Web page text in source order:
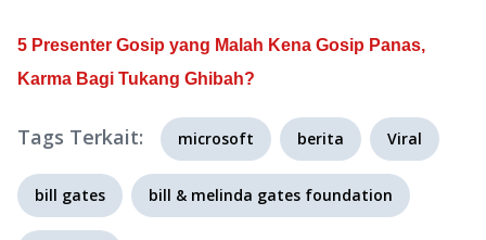
5 Presenter Gosip yang Malah Kena Gosip Panas,
Karma Bagi Tukang Ghibah?
Tags Terkait: microsoft berita Viral
bill gates bill & melinda gates foundation